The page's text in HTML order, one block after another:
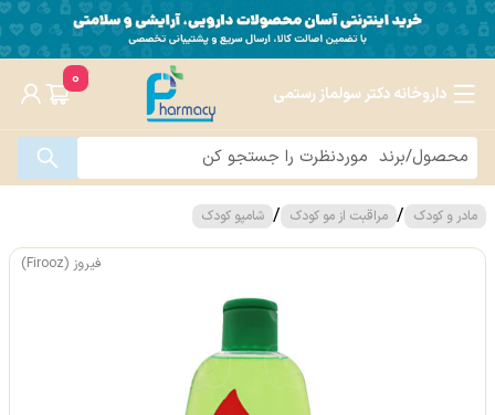
داروخانه دکتر سولماز رستمی
0
مادر و کودک / مراقبت از مو کودک / شامپو کودک
فیروز (Firooz)